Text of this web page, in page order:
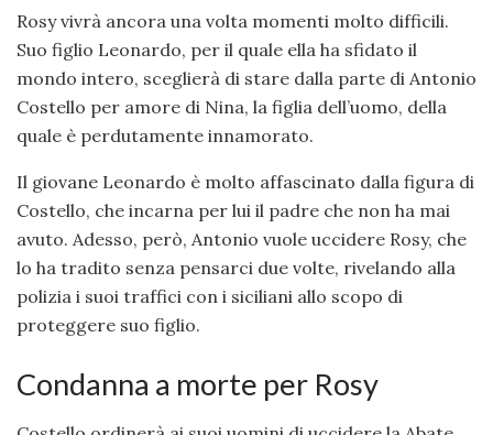
Rosy vivrà ancora una volta momenti molto difficili.
Suo figlio Leonardo, per il quale ella ha sfidato il
mondo intero, sceglierà di stare dalla parte di Antonio
Costello per amore di Nina, la figlia dell’uomo, della
quale è perdutamente innamorato.
Il giovane Leonardo è molto affascinato dalla figura di
Costello, che incarna per lui il padre che non ha mai
avuto. Adesso, però, Antonio vuole uccidere Rosy, che
lo ha tradito senza pensarci due volte, rivelando alla
polizia i suoi traffici con i siciliani allo scopo di
proteggere suo figlio.
Condanna a morte per Rosy